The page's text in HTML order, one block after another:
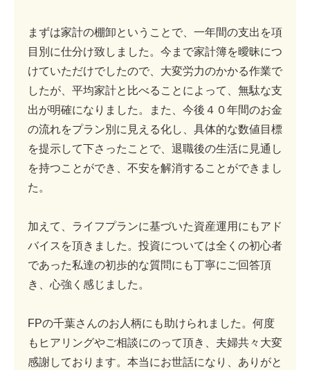
まずは家計の棚卸ということで、一年間の支出を項
目別に仕分け致しました。今まで家計簿を曖昧につ
けていただけでしたので、大変労力のかかる作業で
したが、平均家計と比べることによって、無駄な支
出が明確になりました。また、今後４０年間のお金
の流れをプラン別に見える化し、具体的な数値目標
を提示して下さったことで、退職後の生活に見通し
を持つことができ、不安を解消することができまし
た。
加えて、ライフプランに基づいた資産運用にもアド
バイスを頂きました。投資については全くの初心者
であった私達の初歩的な質問にも丁寧にご回答頂
き、心強く感じました。
FPの千葉さんのお人柄にも助けられました。何度
もヒアリングやご相談にのって頂き、夫婦共々大変
感謝しております。本当にお世話になり、ありがと